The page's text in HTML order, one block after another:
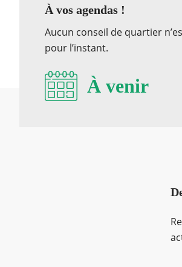
À vos agendas !
Aucun conseil de quartier
pour l’instant.
À venir